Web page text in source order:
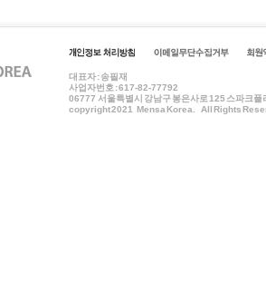
대표자 : 송필재
사업자번호 : 617-82-77792
06777 서울특별시 강남구 봉은사로 125 스파
copyright 2021 Mensa Korea. All Rights